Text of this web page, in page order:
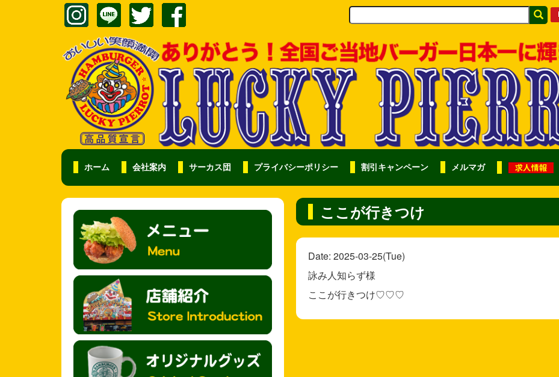
ホーム 会社案内 サーカス団 プライバシーポリシー 割引キャンペーン メルマガ
ここが行きつけ
Date: 2025-03-25(Tue)
詠み人知らず様
ここが行きつけ♡♡♡